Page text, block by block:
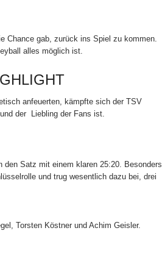
Chance gab, zurück ins Spiel zu kommen.
alles möglich ist.
anfeuerten, kämpfte sich der TSV
der Liebling der Fans ist.
Satz mit einem klaren 25:20. Besonders
und trug wesentlich dazu bei, drei
Torsten Köstner und Achim Geisler.